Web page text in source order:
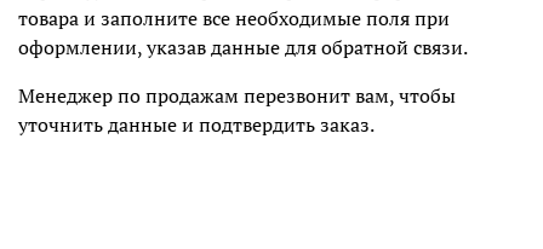
товара и заполните все необходимые поля при
оформлении, указав данные для обратной связи.
Менеджер по продажам перезвонит вам, чтобы
уточнить данные и подтвердить заказ.